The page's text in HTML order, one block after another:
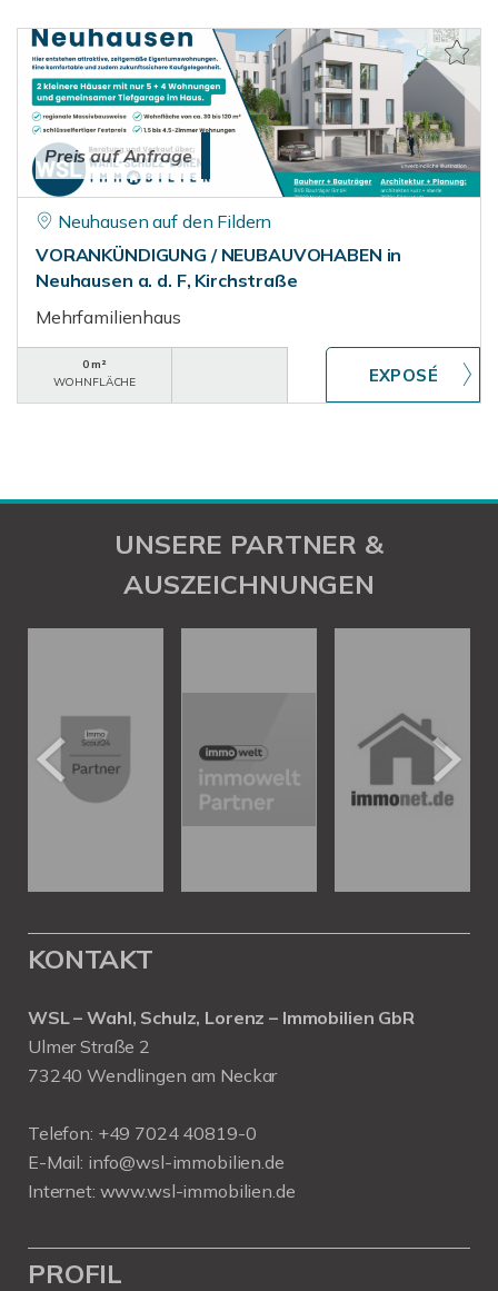
Preis auf Anfrage
Neuhausen auf den Fildern
VORANKÜNDIGUNG / NEUBAUVOHABEN in
Neuhausen a. d. F, Kirchstraße
Mehrfamilienhaus
0 m²
WOHNFLÄCHE
UNSERE PARTNER &
AUSZEICHNUNGEN
KONTAKT
WSL – Wahl, Schulz, Lorenz – Immobilien GbR
Ulmer Straße 2
73240 Wendlingen am Neckar
Telefon: +49 7024 40819-0
E-Mail: info@wsl-immobilien.de
Internet: www.wsl-immobilien.de
PROFIL